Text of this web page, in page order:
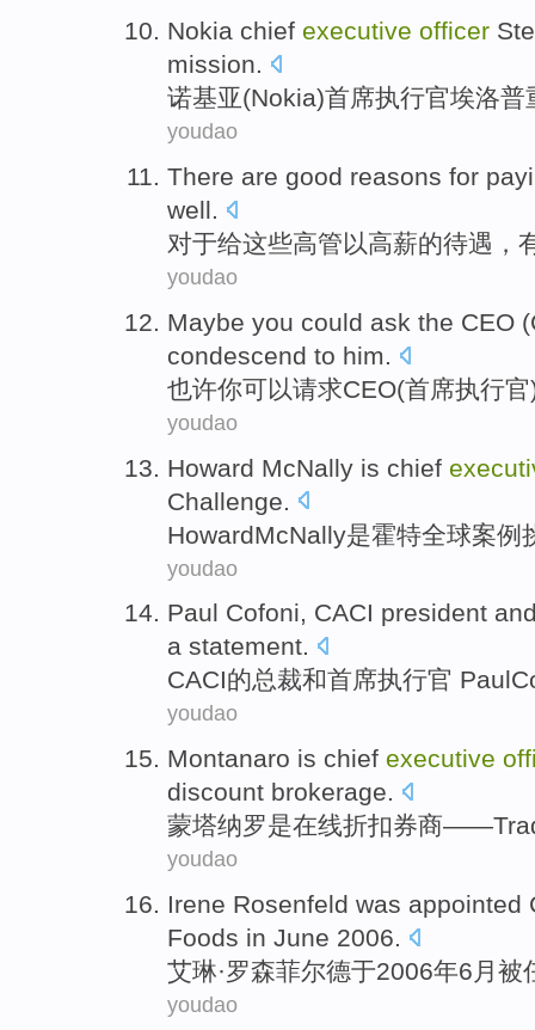
Nokia chief executive officer
mission.
诺基亚(Nokia)首席执行官埃洛普
youdao
There are good reasons for
well.
对于给这些高管以高薪的待遇，
youdao
Maybe you could ask the CEO (
condescend to him.
也许你可以请求CEO(首席执行官
youdao
Howard McNally is chief
Challenge
HowardMcNally是霍特全球案例
youdao
Paul Cofoni, CACI president
a statement.
CACI的总裁和首席执行官 Paul
youdao
Montanaro is chief executive
discount brokerage.
蒙塔纳罗是在线折扣券商——
youdao
Irene Rosenfeld was appointed
Foods in June 2006.
艾琳·罗森菲尔德于2006年6月 被
youdao